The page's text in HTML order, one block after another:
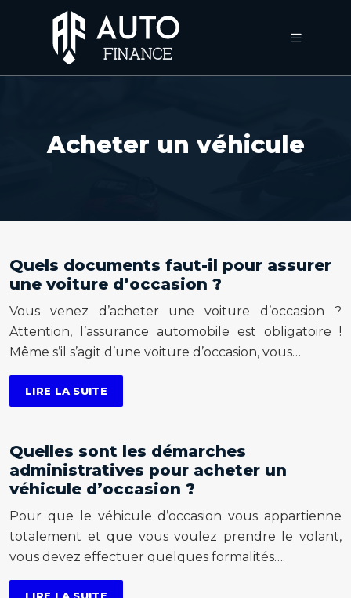
Acheter un véhicule
Quels documents faut-il pour assurer
une voiture d’occasion ?
Vous venez d’acheter une voiture d’occasion ?
Attention, l’assurance automobile est obligatoire !
Même s’il s’agit d’une voiture d’occasion, vous…
LIRE LA SUITE
Quelles sont les démarches
administratives pour acheter un
véhicule d’occasion ?
Pour que le véhicule d’occasion vous appartienne
totalement et que vous voulez prendre le volant,
vous devez effectuer quelques formalités….